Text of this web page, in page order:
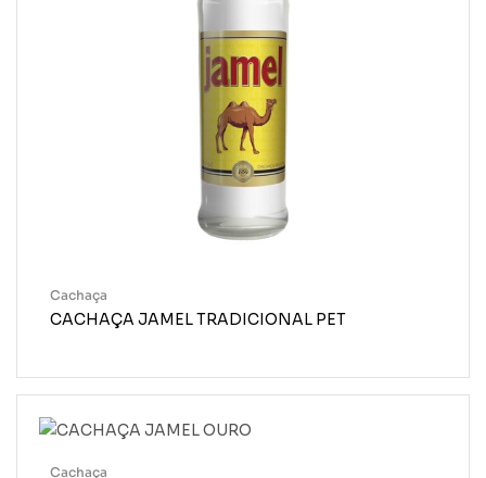
CACHAÇA JAMEL TRADICIONAL PET
Cachaça
Cachaça